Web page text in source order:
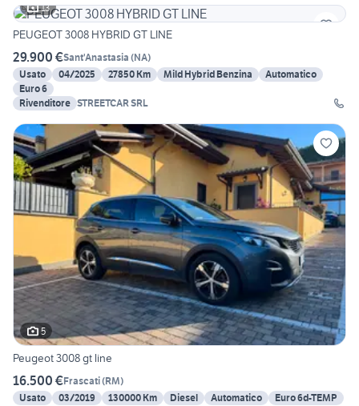
13
PEUGEOT 3008 HYBRID GT LINE
29.900 €Sant'Anastasia (NA)
Usato
04/2025 27850 Km Mild Hybrid Benzina
Automatico
Euro 6
Rivenditore STREETCAR SRL
5
Peugeot 3008 gt line
16.500 €Frascati(RM)
Usato
03/2019 130000 Km Diesel Automatico
Euro 6d-TEMP